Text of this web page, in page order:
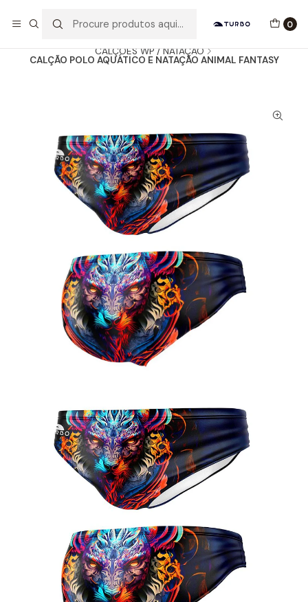
0
CALÇÕES WP / NATAÇÃO
CALÇÃO POLO AQUÁTICO E NATAÇÃO ANIMAL FANTASY